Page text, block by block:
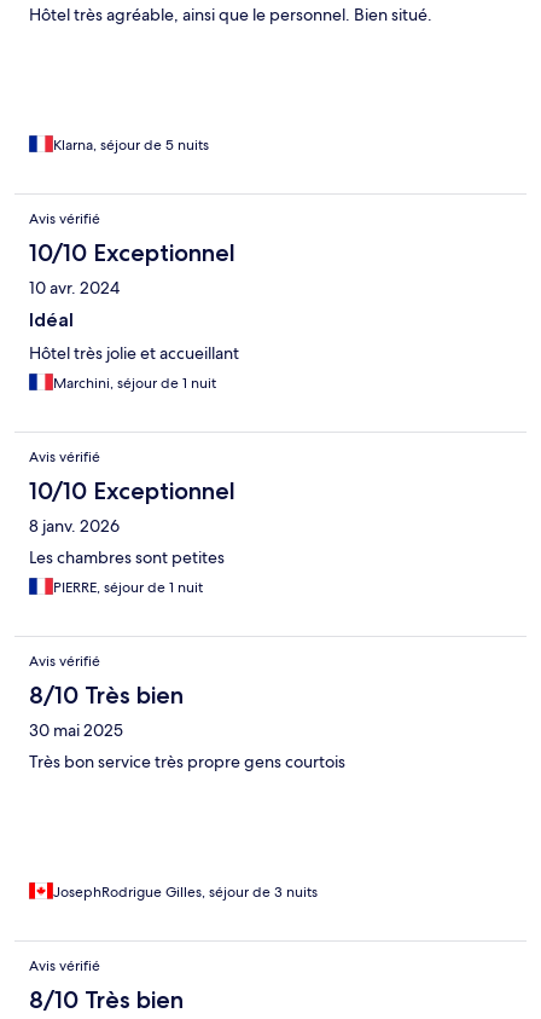
Hôtel très agréable, ainsi que le personnel. Bien situé.
Klarna, séjour de 5 nuits
Avis vérifié
10/10 Exceptionnel
10 avr. 2024
Idéal
Hôtel très jolie et accueillant
Marchini, séjour de 1 nuit
Avis vérifié
10/10 Exceptionnel
8 janv. 2026
Les chambres sont petites
PIERRE, séjour de 1 nuit
Avis vérifié
8/10 Très bien
30 mai 2025
Très bon service très propre gens courtois
JosephRodrigue Gilles, séjour de 3 nuits
Avis vérifié
8/10 Très bien